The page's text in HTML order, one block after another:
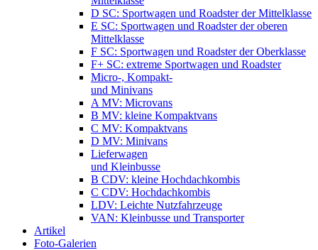
D SC: Sportwagen und Roadster der Mittelklasse
E SC: Sportwagen und Roadster der oberen
Mittelklasse
F SC: Sportwagen und Roadster der Oberklasse
F+ SC: extreme Sportwagen und Roadster
Micro-, Kompakt-
und Minivans
A MV: Microvans
B MV: kleine Kompaktvans
C MV: Kompaktvans
D MV: Minivans
Lieferwagen
und Kleinbusse
B CDV: kleine Hochdachkombis
C CDV: Hochdachkombis
LDV: Leichte Nutzfahrzeuge
VAN: Kleinbusse und Transporter
Artikel
Foto-Galerien